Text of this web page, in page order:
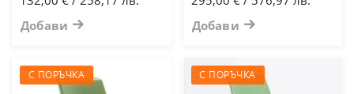
Добави
Добави
С ПОРЪЧКА С ПОРЪЧКА